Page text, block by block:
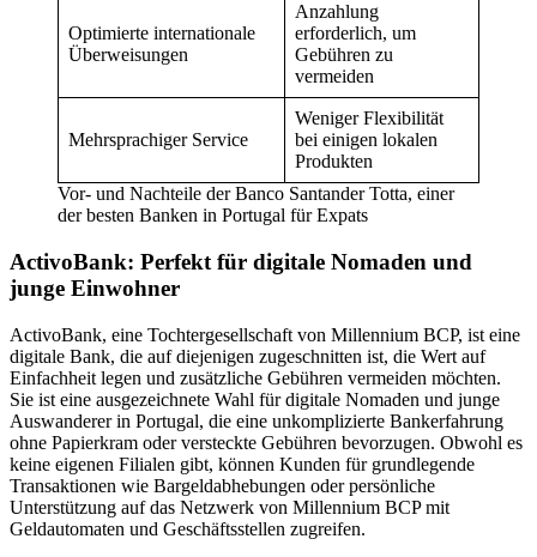
Optimierte internationale
Überweisungen
Anzahlung
erforderlich, um
Gebühren zu
vermeiden
Mehrsprachiger Service
Weniger Flexibilität
bei einigen lokalen
Produkten
Vor- und Nachteile der Banco Santander Totta, einer
der besten Banken in Portugal für Expats
ActivoBank: Perfekt für digitale Nomaden und
junge Einwohner
ActivoBank, eine Tochtergesellschaft von Millennium BCP, ist eine
digitale Bank, die auf diejenigen zugeschnitten ist, die Wert auf
Einfachheit legen und zusätzliche Gebühren vermeiden möchten.
Sie ist eine ausgezeichnete Wahl für digitale Nomaden und junge
Auswanderer in Portugal, die eine unkomplizierte Bankerfahrung
ohne Papierkram oder versteckte Gebühren bevorzugen. Obwohl es
keine eigenen Filialen gibt, können Kunden für grundlegende
Transaktionen wie Bargeldabhebungen oder persönliche
Unterstützung auf das Netzwerk von Millennium BCP mit
Geldautomaten und Geschäftsstellen zugreifen.